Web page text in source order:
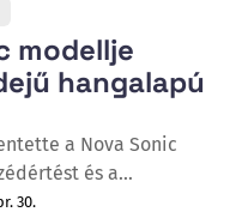
modellje
hangalapú
a Nova Sonic
és a
lehetővé téve az
30.